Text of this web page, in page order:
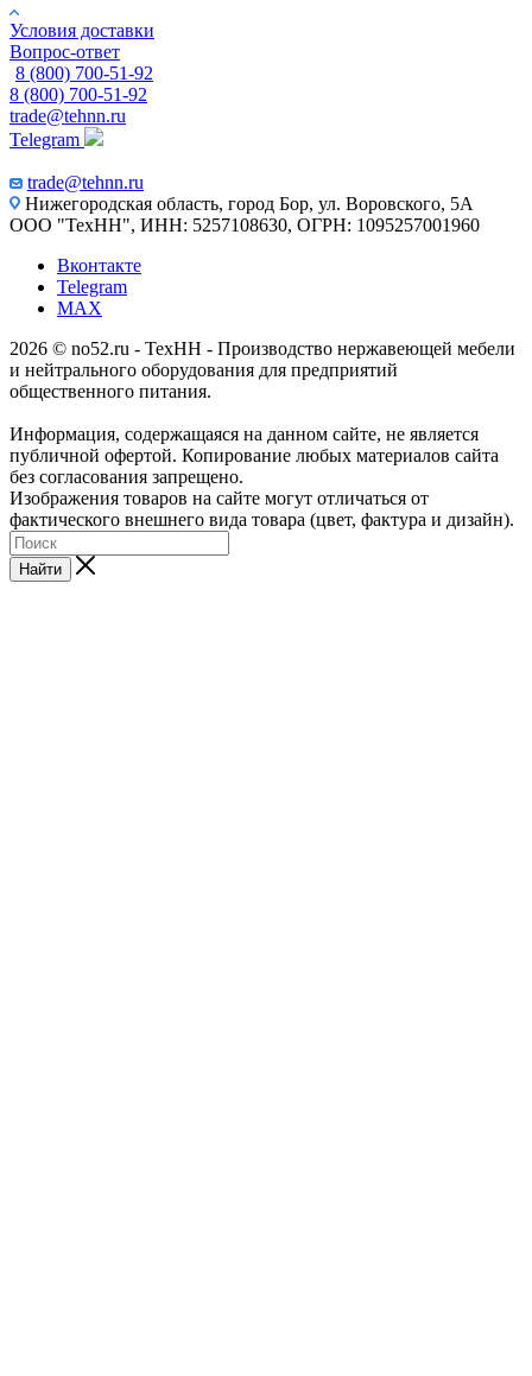
Условия доставки
Вопрос-ответ
8 (800) 700-51-92
8 (800) 700-51-92
trade@tehnn.ru
Telegram
trade@tehnn.ru
Нижегородская область, город Бор, ул. Воровского, 5А
ООО "ТехНН", ИНН: 5257108630, ОГРН: 1095257001960
Вконтакте
Telegram
MAX
2026 © no52.ru - ТехНН - Производство нержавеющей мебели
и нейтрального оборудования для предприятий
общественного питания.
Информация, содержащаяся на данном сайте, не является
публичной офертой. Копирование любых материалов сайта
без согласования запрещено.
Изображения товаров на сайте могут отличаться от
фактического внешнего вида товара (цвет, фактура и дизайн).
Найти